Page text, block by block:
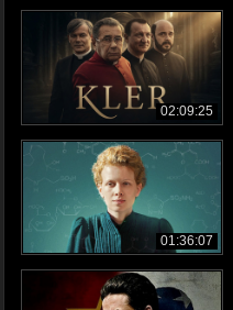
02:09:25
01:36:07